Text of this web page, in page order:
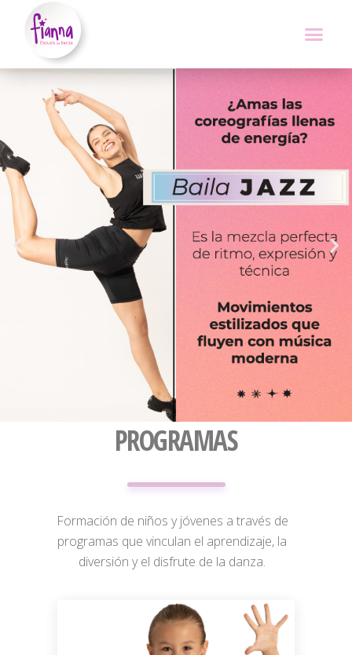
PROGRAMAS
Formación de niños y jóvenes a través de
programas que vinculan el aprendizaje, la
diversión y el disfrute de la danza.